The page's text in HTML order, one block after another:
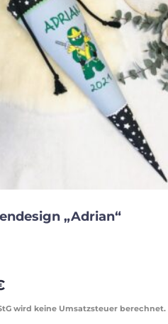
„Adrian“
wird keine Umsatzsteuer berechnet.